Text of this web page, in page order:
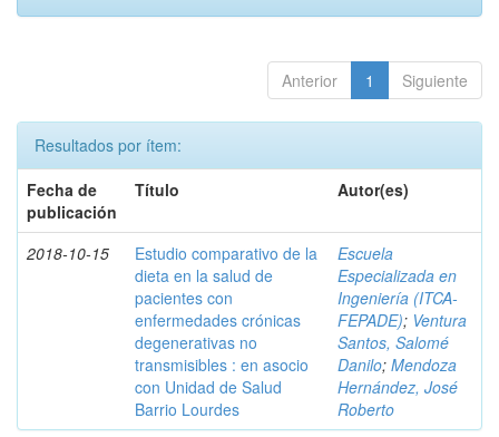
Anterior 1 Siguiente
Resultados por ítem:
Fecha de
publicación
Título Autor(es)
2018-10-15
Estudio comparativo de la
dieta en la salud de
pacientes con
enfermedades crónicas
degenerativas no
transmisibles : en asocio
con Unidad de Salud
Barrio Lourdes
Escuela
Especializada en
Ingeniería (ITCA-
FEPADE); Ventura
Santos, Salomé
Danilo; Mendoza
Hernández, José
Roberto